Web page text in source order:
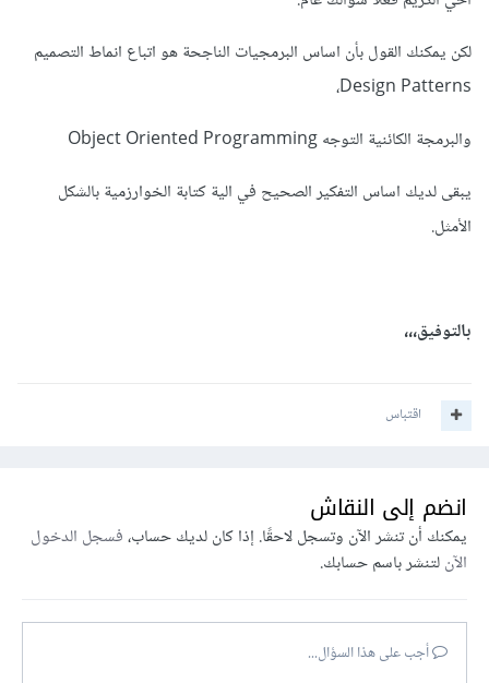
لكن يمكنك القول بأن اساس البرمجيات الناجحة هو اتباع انماط التصميم
Design Patterns،
والبرمجة الكائنية التوجه Object Oriented Programming
يبقى لديك اساس التفكير الصحيح في الية كتابة الخوارزمية بالشكل
الأمثل.
بالتوفيق،،،
اقتباس
انضم إلى النقاش
يمكنك أن تنشر الآن وتسجل لاحقًا. إذا كان لديك حساب،فسجل الدخول
الآنلتنشر باسم حسابك.
أجب على هذا السؤال...